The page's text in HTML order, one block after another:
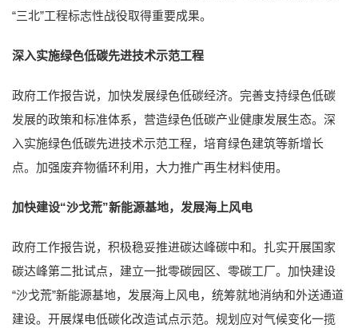
“三北”工程标志性战役取得重要成果。
深入实施绿色低碳先进技术示范工程
政府工作报告说，加快发展绿色低碳经济。完善支持绿色低碳
发展的政策和标准体系，营造绿色低碳产业健康发展生态。深
入实施绿色低碳先进技术示范工程，培育绿色建筑等新增长
点。加强废弃物循环利用，大力推广再生材料使用。
加快建设“沙戈荒”新能源基地，发展海上风电‍
政府工作报告说，积极稳妥推进碳达峰碳中和。扎实开展国家
碳达峰第二批试点，建立一批零碳园区、零碳工厂。加快建设
“沙戈荒”新能源基地，发展海上风电，统筹就地消纳和外送通道
建设。开展煤电低碳化改造试点示范。规划应对气候变化一揽